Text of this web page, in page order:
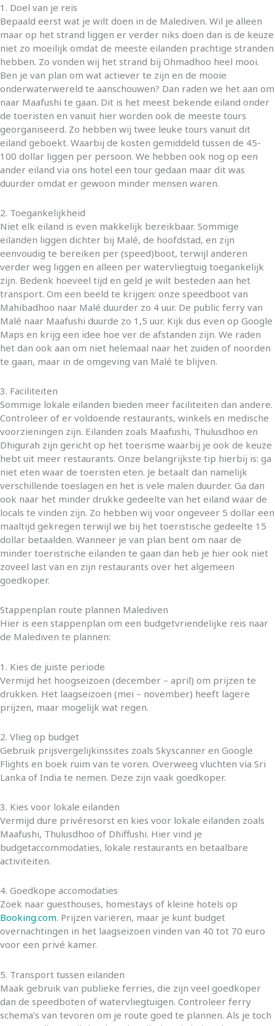
1. Doel van je reis
Bepaald eerst wat je wilt doen in de Malediven. Wil je alleen
maar op het strand liggen er verder niks doen dan is de keuze
niet zo moeilijk omdat de meeste eilanden prachtige stranden
hebben. Zo vonden wij het strand bij Ohmadhoo heel mooi.
Ben je van plan om wat actiever te zijn en de mooie
onderwaterwereld te aanschouwen? Dan raden we het aan om
naar Maafushi te gaan. Dit is het meest bekende eiland onder
de toeristen en vanuit hier worden ook de meeste tours
georganiseerd. Zo hebben wij twee leuke tours vanuit dit
eiland geboekt. Waarbij de kosten gemiddeld tussen de 45-
100 dollar liggen per persoon. We hebben ook nog op een
ander eiland via ons hotel een tour gedaan maar dit was
duurder omdat er gewoon minder mensen waren.
2. Toegankelijkheid
Niet elk eiland is even makkelijk bereikbaar. Sommige
eilanden liggen dichter bij Malé, de hoofdstad, en zijn
eenvoudig te bereiken per (speed)boot, terwijl anderen
verder weg liggen en alleen per watervliegtuig toegankelijk
zijn. Bedenk hoeveel tijd en geld je wilt besteden aan het
transport. Om een beeld te krijgen: onze speedboot van
Mahibadhoo naar Malé duurder zo 4 uur. De public ferry van
Malé naar Maafushi duurde zo 1,5 uur. Kijk dus even op Google
Maps en krijg een idee hoe ver de afstanden zijn. We raden
het dan ook aan om niet helemaal naar het zuiden of noorden
te gaan, maar in de omgeving van Malé te blijven.
3. Faciliteiten
Sommige lokale eilanden bieden meer faciliteiten dan andere.
Controleer of er voldoende restaurants, winkels en medische
voorzieningen zijn. Eilanden zoals Maafushi, Thulusdhoo en
Dhigurah zijn gericht op het toerisme waarbij je ook de keuze
hebt uit meer restaurants. Onze belangrijkste tip hierbij is: ga
niet eten waar de toeristen eten. Je betaalt dan namelijk
verschillende toeslagen en het is vele malen duurder. Ga dan
ook naar het minder drukke gedeelte van het eiland waar de
locals te vinden zijn. Zo hebben wij voor ongeveer 5 dollar een
maaltijd gekregen terwijl we bij het toeristische gedeelte 15
dollar betaalden. Wanneer je van plan bent om naar de
minder toeristische eilanden te gaan dan heb je hier ook niet
zoveel last van en zijn restaurants over het algemeen
goedkoper.
Stappenplan route plannen Malediven
Hier is een stappenplan om een budgetvriendelijke reis naar
de Malediven te plannen:
1. Kies de juiste periode
Vermijd het hoogseizoen (december – april) om prijzen te
drukken. Het laagseizoen (mei – november) heeft lagere
prijzen, maar mogelijk wat regen.
2. Vlieg op budget
Gebruik prijsvergelijkinssites zoals Skyscanner en Google
Flights en boek ruim van te voren. Overweeg vluchten via Sri
Lanka of India te nemen. Deze zijn vaak goedkoper.
3. Kies voor lokale eilanden
Vermijd dure privéresorst en kies voor lokale eilanden zoals
Maafushi, Thulusdhoo of Dhiffushi. Hier vind je
budgetaccommodaties, lokale restaurants en betaalbare
activiteiten.
4. Goedkope accomodaties
Zoek naar guesthouses, homestays of kleine hotels op
Booking.com. Prijzen variëren, maar je kunt budget
overnachtingen in het laagseizoen vinden van 40 tot 70 euro
voor een privé kamer.
5. Transport tussen eilanden
Maak gebruik van publieke ferries, die zijn veel goedkoper
dan de speedboten of watervliegtuigen. Controleer ferry
schema’s van tevoren om je route goed te plannen. Als je toch